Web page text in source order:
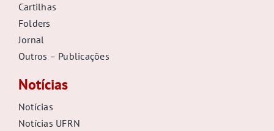
Cartilhas
Folders
Jornal
Outros – Publicações
Notícias
Notícias
Notícias UFRN